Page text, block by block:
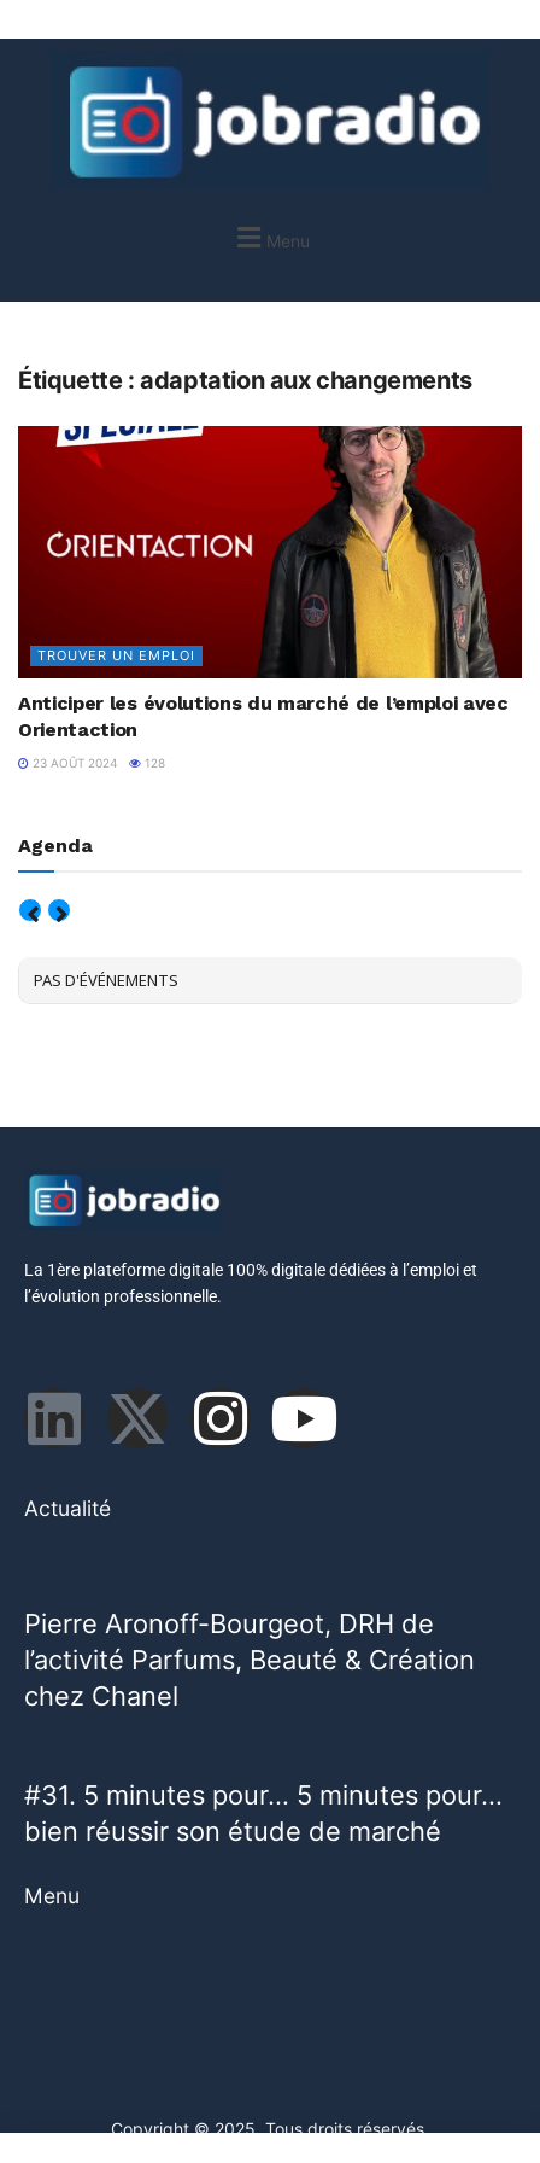
Menu
Étiquette :adaptation aux changements
TROUVER UN EMPLOI
Anticiper les évolutions du marché de l’emploi avec
Orientaction
23 AOÛT 2024 128
Agenda
PAS D'ÉVÉNEMENTS
La 1ère plateforme digitale 100% digitale dédiées à l’emploi et
l’évolution professionnelle.
Actualité
Pierre Aronoff-Bourgeot, DRH de
l’activité Parfums, Beauté & Création
chez Chanel
#31. 5 minutes pour… 5 minutes pour…
bien réussir son étude de marché
Menu
Copyright © 2025. Tous droits réservés.